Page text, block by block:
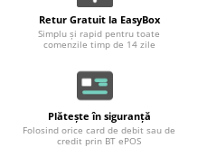
Retur Gratuit la EasyBox
Simplu și rapid pentru toate
comenzile timp de 14 zile
Plătește în siguranță
Folosind orice card de debit sau de
credit prin BT ePOS